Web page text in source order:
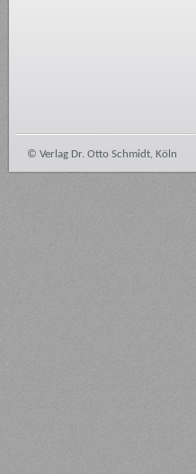
© Verlag Dr. Otto Schmidt, Köln